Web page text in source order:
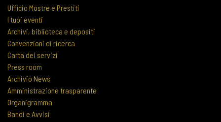
Ufficio Mostre e Prestiti
I tuoi eventi
Archivi, biblioteca e depositi
Convenzioni di ricerca
Carta dei servizi
Press room
Archivio News
Amministrazione trasparente
Organigramma
Bandi e Avvisi